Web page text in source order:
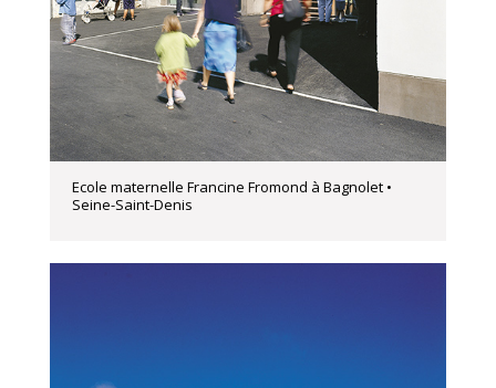
Ecole maternelle Francine Fromond à Bagnolet •
Seine-Saint-Denis